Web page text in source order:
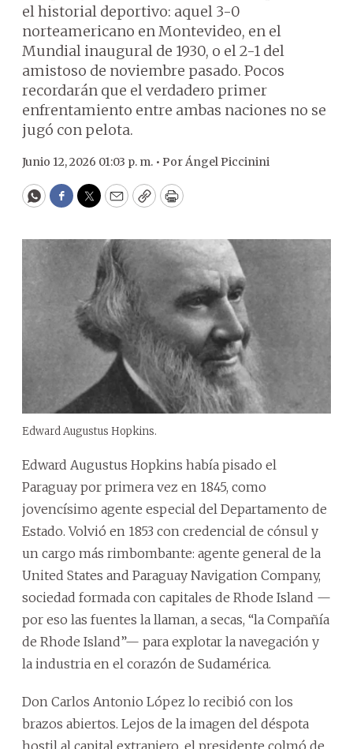
el historial deportivo: aquel 3-0
norteamericano en Montevideo, en el
Mundial inaugural de 1930, o el 2-1 del
amistoso de noviembre pasado. Pocos
recordarán que el verdadero primer
enfrentamiento entre ambas naciones no se
jugó con pelota.
Junio 12, 2026 01:03 p. m. • PorÁngel Piccinini
WhatsApp
Facebook
Twitter
EmailCopyPrint
Edward Augustus Hopkins.
Edward Augustus Hopkins había pisado el
Paraguay por primera vez en 1845, como
jovencísimo agente especial del Departamento de
Estado. Volvió en 1853 con credencial de cónsul y
un cargo más rimbombante: agente general de la
United States and Paraguay Navigation Company,
sociedad formada con capitales de Rhode Island —
por eso las fuentes la llaman, a secas, “la Compañía
de Rhode Island”— para explotar la navegación y
la industria en el corazón de Sudamérica.
Don Carlos Antonio López lo recibió con los
brazos abiertos. Lejos de la imagen del déspota
hostil al capital extranjero, el presidente colmó de